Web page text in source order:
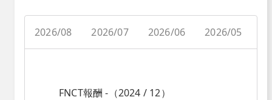
2026/08 2026/07 2026/06 2026/05
FNCT報酬 -（2024 / 12）